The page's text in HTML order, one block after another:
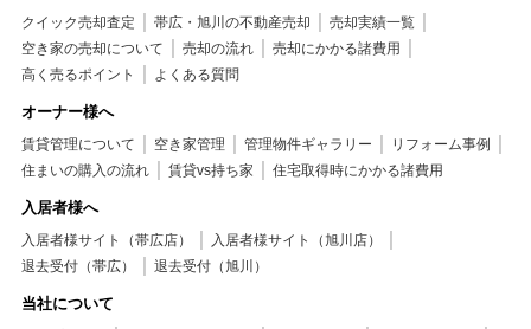
クイック売却査定 帯広・旭川の不動産売却
売却実績一覧
空き家の売却について
売却の流れ
売却にかかる諸費用
高く売るポイント
よくある質問
オーナー様へ
賃貸管理について 空き家管理 管理物件ギャラリー
リフォーム事例
住まいの購入の流れ
賃貸vs持ち家 住宅取得時にかかる諸費用
入居者様へ
入居者様サイト（帯広店）
入居者様サイト（旭川店）
退去受付（帯広）
退去受付（旭川）
当社について